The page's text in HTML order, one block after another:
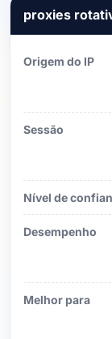
proxies
Origem do IP
Sessão
Nível de
Desempenho
Melhor para